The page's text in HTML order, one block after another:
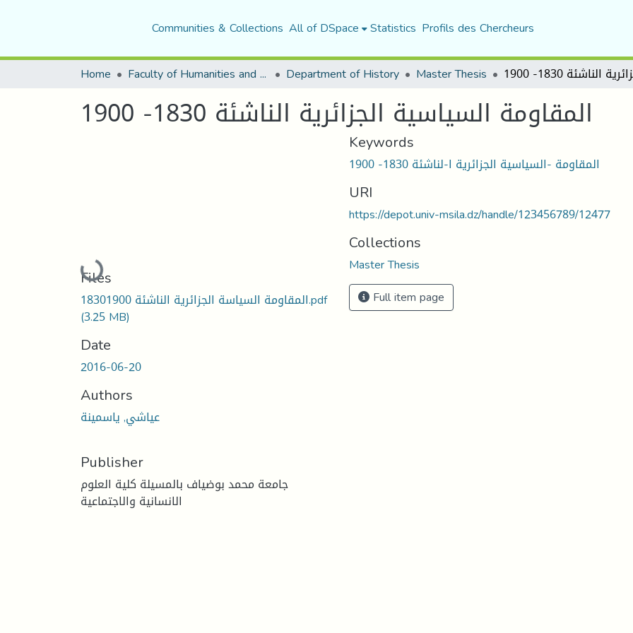
Communities & Collections All of DSpace Statistics Profils des Chercheurs
Home Faculty of Humanities and Social Sciences Department of History Master Thesis
المقاومة السياسية الجزائرية الناشئة 1830- 1900
Loading...
Files
المقاومة السياسة الجزائرية الناشئة 18301900.pdf
(3.25 MB)
Date
2016-06-20
Authors
عياشي, ياسمينة
Publisher
جامعة محمد بوضياف بالمسيلة كلية العلوم
الانسانية والاجتماعية
Keywords
المقاومة -السياسية الجزائرية ا-لناشئة 1830- 1900
URI
https://depot.univ-msila.dz/handle/123456789/12477
Collections
Master Thesis
Full item page